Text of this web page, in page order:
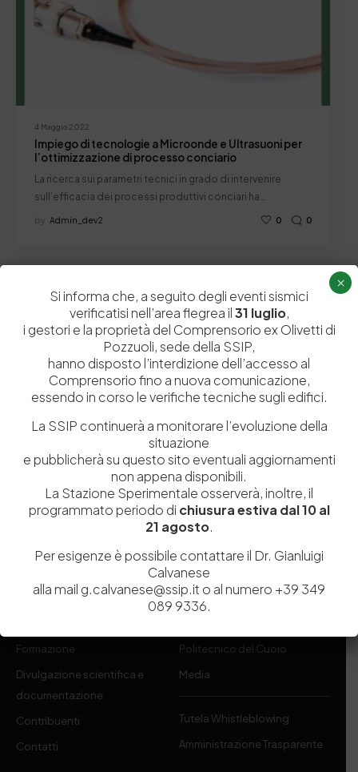
4 Maggio 2022
Impiego di tecnologie a Microonde e Ultrasuoni per
l’ottimizzazione di processo conciario
La ricerca sui parametri tecnici in grado di intervenire
sull’efficacia dei processi produttivi conciari ha…
by Admin_dev2 0 0
Istituita a Napoli per Regio Decreto nel 1885, la Stazione
Sperimentale per l’Industria delle Pelli e delle materie concianti
(SSIP) è un Organismo di Ricerca Nazionale delle Camere di
Commercio di Napoli, Toscana Nord-Ovest e Vicenza.
081 597 91 00 ssip@ssip.it
Servizi
Formazione
Divulgazione scientifica e
documentazione
Contribuenti
Contatti
Laboratori
Dipartimenti di ricerca
Politecnico del Cuoio
Media
Tutela Whistleblowing
Amministrazione Trasparente
Si informa che, a seguito degli eventi sismici
verificatisi nell’area flegrea il31 luglio,
i gestori e la proprietà del Comprensorio ex Olivetti di
Pozzuoli, sede della SSIP,
hanno disposto l’interdizione dell’accesso al
Comprensorio fino a nuova comunicazione,
essendo in corso le verifiche tecniche sugli edifici.
La SSIP continuerà a monitorare l’evoluzione della
situazione
e pubblicherà su questo sito eventuali aggiornamenti
non appena disponibili.
La Stazione Sperimentale osserverà, inoltre, il
programmato periodo di chiusura estiva dal 10 al
21 agosto.
Per esigenze è possibile contattare il Dr. Gianluigi
Calvanese
alla mail g.calvanese@ssip.it o al numero +39 349
089 9336.
×